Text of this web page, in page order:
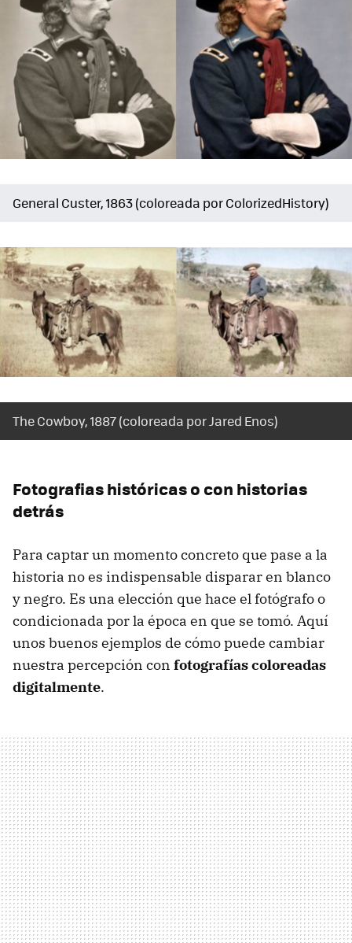
General Custer, 1863 (coloreada por ColorizedHistory)
The Cowboy, 1887 (coloreada por Jared Enos)
Fotografias históricas o con historias
detrás
Para captar un momento concreto que pase a la
historia no es indispensable disparar en blanco
y negro. Es una elección que hace el fotógrafo o
condicionada por la época en que se tomó. Aquí
unos buenos ejemplos de cómo puede cambiar
nuestra percepción con fotografías coloreadas
digitalmente.